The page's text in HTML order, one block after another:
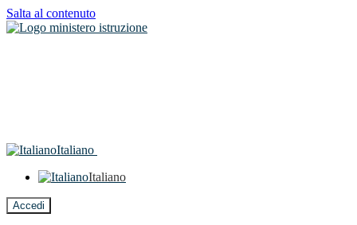
Salta al contenuto
Italiano
Italiano
Accedi